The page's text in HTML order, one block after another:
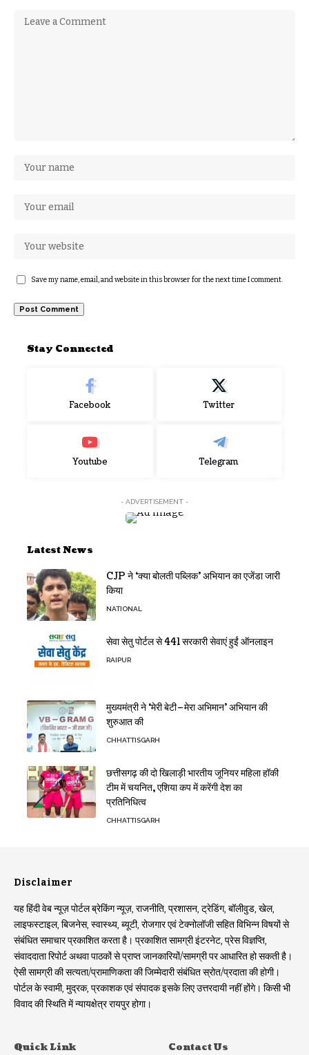
Save my name, email, and website in this browser for the next time I comment.
Stay Connected
Facebook Twitter
Youtube Telegram
- ADVERTISEMENT -
Latest News
CJP ने ‘क्या बोलती पब्लिक’ अभियान का एजेंडा जारी
किया
NATIONAL
सेवा सेतु पोर्टल से 441 सरकारी सेवाएं हुईं ऑनलाइन
RAIPUR
मुख्यमंत्री ने ‘मेरी बेटी–मेरा अभिमान’ अभियान की
शुरुआत की
CHHATTISGARH
छत्तीसगढ़ की दो खिलाड़ी भारतीय जूनियर महिला हॉकी
टीम में चयनित, एशिया कप में करेंगी देश का
प्रतिनिधित्व
CHHATTISGARH
Disclaimer
यह हिंदी वेब न्यूज़ पोर्टल ब्रेकिंग न्यूज़, राजनीति, प्रशासन, ट्रेडिंग, बॉलीवुड, खेल,
लाइफस्टाइल, बिजनेस, स्वास्थ्य, ब्यूटी, रोजगार एवं टेक्नोलॉजी सहित विभिन्न विषयों से
संबंधित समाचार प्रकाशित करता है। प्रकाशित सामग्री इंटरनेट, प्रेस विज्ञप्ति,
संवाददाता रिपोर्ट अथवा पाठकों से प्राप्त जानकारियों/सामग्री पर आधारित हो सकती है।
ऐसी सामग्री की सत्यता/प्रामाणिकता की जिम्मेदारी संबंधित स्रोत/प्रदाता की होगी।
पोर्टल के स्वामी, मुद्रक, प्रकाशक एवं संपादक इसके लिए उत्तरदायी नहीं होंगे। किसी भी
विवाद की स्थिति में न्यायक्षेत्र रायपुर होगा।
Quick Link Contact Us